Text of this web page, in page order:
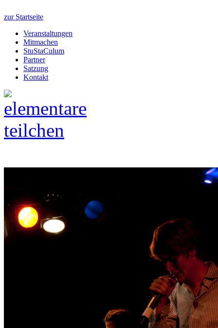
zur Startseite
Veranstaltungen
Mitmachen
StuStaCulum
Partner
Satzung
Kontakt